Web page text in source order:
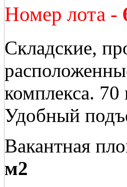
Номер лота -
Складские,
комплекса.
Удобный
Вакантная
м2